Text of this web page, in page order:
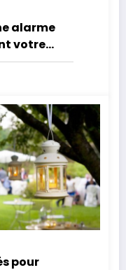
alarme
votre
pour